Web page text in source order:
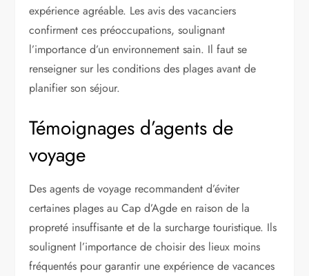
expérience agréable. Les avis des vacanciers
confirment ces préoccupations, soulignant
l’importance d’un environnement sain. Il faut se
renseigner sur les conditions des plages avant de
planifier son séjour.
Témoignages d’agents de
voyage
Des agents de voyage recommandent d’éviter
certaines plages au Cap d’Agde en raison de la
propreté insuffisante et de la surcharge touristique. Ils
soulignent l’importance de choisir des lieux moins
fréquentés pour garantir une expérience de vacances